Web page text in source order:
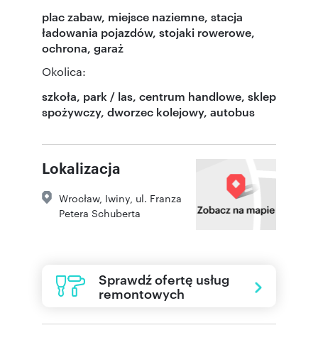
plac zabaw, miejsce naziemne, stacja
ładowania pojazdów, stojaki rowerowe,
ochrona, garaż
Okolica:
szkoła, park / las, centrum handlowe, sklep
spożywczy, dworzec kolejowy, autobus
Lokalizacja
Wrocław, Iwiny ul. Franza
Petera Schuberta
Sprawdź ofertę usług
remontowych